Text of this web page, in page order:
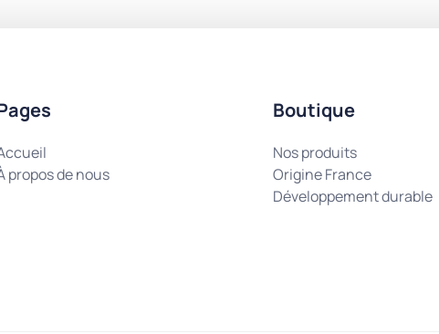
propos de nous
Boutique
Nos produits
Origine France
Développement durable